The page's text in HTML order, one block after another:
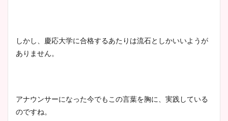
しかし、慶応大学に合格するあたりは流石としかいいようが
ありません。
アナウンサーになった今でもこの言葉を胸に、実践している
のですね。